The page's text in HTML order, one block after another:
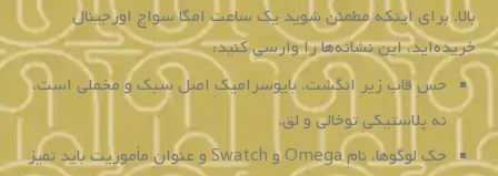
بالا. برای اینکه مطمئن شوید یک ساعت امگا سواچ اورجینال
خریده‌اید، این نشانه‌ها را وارسی کنید:
حسِ قاب زیرِ انگشت. بایوسرامیکِ اصل سبک و مخملی است،
نه پلاستیکیِ توخالی و لق.
حکِ لوگوها، نامِ Omega و Swatch و عنوانِ مأموریت باید تمیز